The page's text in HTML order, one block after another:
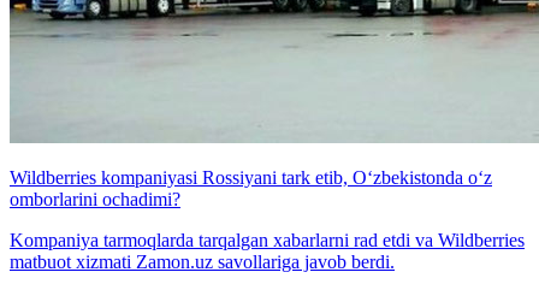
Wildberries kompaniyasi Rossiyani tark etib, O‘zbekistonda o‘z
omborlarini ochadimi?
Kompaniya tarmoqlarda tarqalgan xabarlarni rad etdi va Wildberries
matbuot xizmati Zamon.uz savollariga javob berdi.